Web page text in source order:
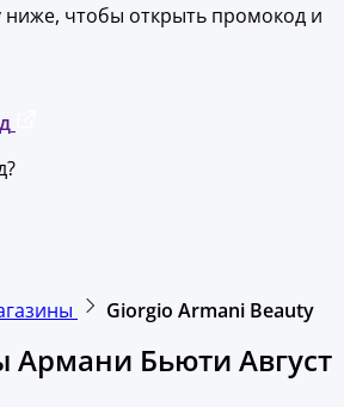
ниже, чтобы открыть промокод и
Giorgio Armani Beauty
Бьюти Август